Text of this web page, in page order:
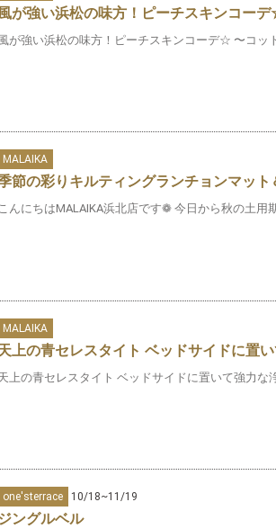
風が強い浜松の味方！ピーチスキンコー
が強い浜松の味方！ピーチスキンコーデ☆ 〜コッ
MALAIKA
節の彩りキルティングランチョンマット
んにちはMALAIKA浜北店です❁ 今日から秋の土
MALAIKA
上の青セレスタイト ベッドサイドに置
上の青セレスタイト ベッドサイドに置いて強力な
one'sterrace 10/18~11/19
ングルベル